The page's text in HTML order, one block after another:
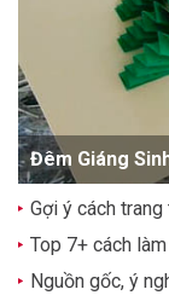
Gợi ý cách
Nguồn gốc, ý